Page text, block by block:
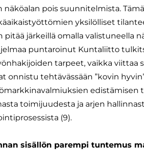
näköalan pois suunnitelmista.
yksilölliset
pitää järkeillä omalla valistuneella
puntaroinut Kuntaliitto
tarpeet, vaikka viittaa
onnistu tehtävässään ”kovin
edistämisen
toimijuudesta ja arjen
(9).
sisällön parempi tuntemus